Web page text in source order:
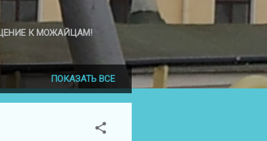
К МОЖАЙЦАМ!
ПОКАЗАТЬ ВСЕ